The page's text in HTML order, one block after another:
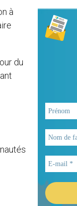
à
du